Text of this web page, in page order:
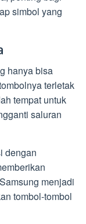
simbol yang
hanya bisa
terletak
tempat untuk
saluran
dengan
menjadi
tombol-tombol